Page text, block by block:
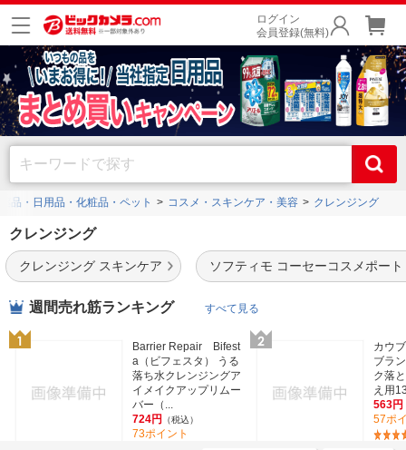
ログイン
会員登録(無料)
品・日用品・化粧品・ペット コスメ・スキンケア・美容 クレンジング
クレンジング
クレンジング スキンケア ソフティモ コーセーコスメポート
週間売れ筋ランキング すべて見る
Barrier Repair Bifest
a（ビフェスタ） うる
落ち水クレンジングア
イメイクアップリムー
バー（...
724円
（税込）
73ポイント
カウ
ブラ
ク落
え用
563円
57ポ